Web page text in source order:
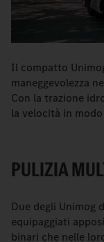
Il compatto
maneggevolezza
Con la trazione
la velocità in
PULIZIA
Due degli Unimog
equipaggiati
binari che nelle